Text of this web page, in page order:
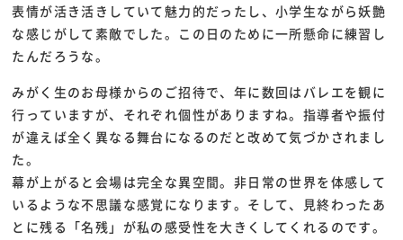
表情が活き活きしていて魅力的だったし、小学生ながら妖艶
な感じがして素敵でした。この日のために一所懸命に練習し
たんだろうな。
みがく生のお母様からのご招待で、年に数回はバレエを観に
行っていますが、それぞれ個性がありますね。指導者や振付
が違えば全く異なる舞台になるのだと改めて気づかされまし
た。
幕が上がると会場は完全な異空間。非日常の世界を体感して
いるような不思議な感覚になります。そして、見終わったあ
とに残る「名残」が私の感受性を大きくしてくれるのです。